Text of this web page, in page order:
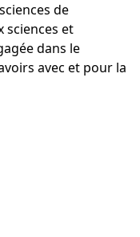
de
sciences et
dans le
avec et pour la